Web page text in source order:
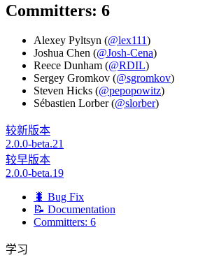
Committers: 6
Alexey Pyltsyn (@lex111)
Joshua Chen (@Josh-Cena)
Reece Dunham (@RDIL)
Sergey Gromkov (@sgromkov)
Steven Hicks (@pepopowitz)
Sébastien Lorber (@slorber)
较新版本
2.0.0-beta.21
较早版本
2.0.0-beta.19
🐛 Bug Fix
📝 Documentation
Committers: 6
学习